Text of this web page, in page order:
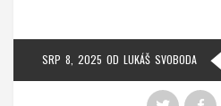
SRP 8, 2025 OD LUKÁŠ SVOBODA